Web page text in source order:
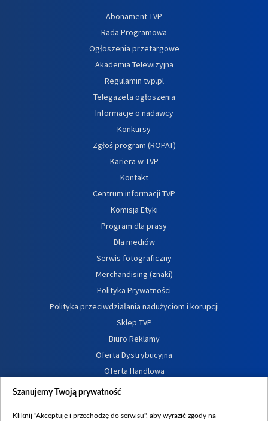
Abonament TVP
Rada Programowa
Ogłoszenia przetargowe
Akademia Telewizyjna
Regulamin tvp.pl
Telegazeta ogłoszenia
Informacje o nadawcy
Konkursy
Zgłoś program (ROPAT)
Kariera w TVP
Kontakt
Centrum informacji TVP
Komisja Etyki
Program dla prasy
Dla mediów
Serwis fotograficzny
Merchandising (znaki)
Polityka Prywatności
Polityka przeciwdziałania nadużyciom i korupcji
Sklep TVP
Biuro Reklamy
Oferta Dystrybucyjna
Oferta Handlowa
Dostępność
Szanujemy Twoją prywatność
Kliknij "Akceptuję i przechodzę do serwisu", aby wyrazić zgody na